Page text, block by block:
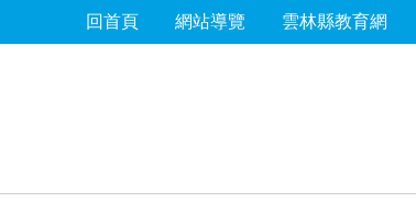
回首頁 網站導覽 雲林縣教育網